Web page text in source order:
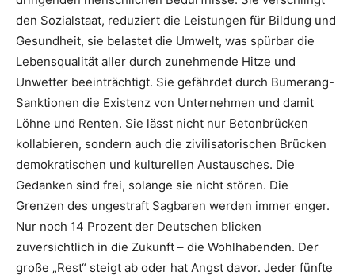
den Sozialstaat, reduziert die Leistungen für Bildung und
Gesundheit, sie belastet die Umwelt, was spürbar die
Lebensqualität aller durch zunehmende Hitze und
Unwetter beeinträchtigt. Sie gefährdet durch Bumerang-
Sanktionen die Existenz von Unternehmen und damit
Löhne und Renten. Sie lässt nicht nur Betonbrücken
kollabieren, sondern auch die zivilisatorischen Brücken
demokratischen und kulturellen Austausches. Die
Gedanken sind frei, solange sie nicht stören. Die
Grenzen des ungestraft Sagbaren werden immer enger.
Nur noch 14 Prozent der Deutschen blicken
zuversichtlich in die Zukunft – die Wohlhabenden. Der
große „Rest“ steigt ab oder hat Angst davor. Jeder fünfte